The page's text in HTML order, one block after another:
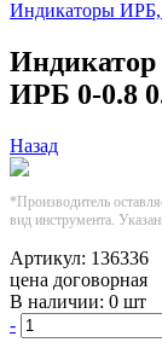
Индикаторы
ИРБ 0-0.8
Назад
*Производитель
вид инструмента.
Артикул: 136336
цена договорная
В наличии: 0 шт
-